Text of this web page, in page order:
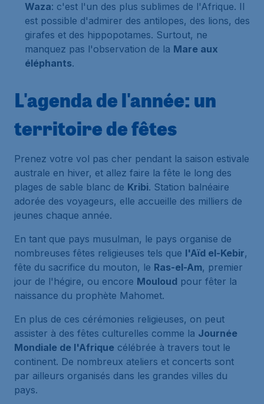
Waza: c'est l'un des plus sublimes de l'Afrique. Il
est possible d'admirer des antilopes, des lions, des
girafes et des hippopotames. Surtout, ne
manquez pas l'observation de la Mare aux
éléphants.
L'agenda de l'année: un
territoire de fêtes
Prenez votre vol pas cher pendant la saison estivale
australe en hiver, et allez faire la fête le long des
plages de sable blanc de Kribi. Station balnéaire
adorée des voyageurs, elle accueille des milliers de
jeunes chaque année.
En tant que pays musulman, le pays organise de
nombreuses fêtes religieuses tels que l'Aïd el-Kebir,
fête du sacrifice du mouton, le Ras-el-Am, premier
jour de l'hégire, ou encore Mouloud pour fêter la
naissance du prophète Mahomet.
En plus de ces cérémonies religieuses, on peut
assister à des fêtes culturelles comme la Journée
Mondiale de l'Afrique célébrée à travers tout le
continent. De nombreux ateliers et concerts sont
par ailleurs organisés dans les grandes villes du
pays.